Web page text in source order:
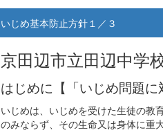
いじめ基本防止方針１／３
京田辺市立田辺中
はじめに【「いじめ問題に
いじめは、いじめを受けた生徒の教
のみならず、その生命又は身体に重